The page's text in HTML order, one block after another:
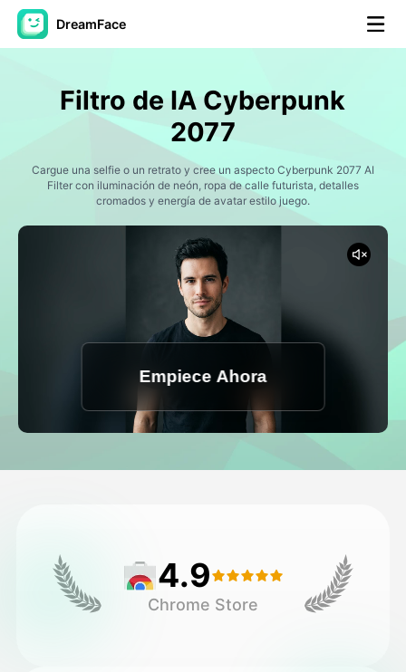
DreamFace
Avatar Video
Video de IA
Foto AI ▼
Ver todas las herramientas
Avatar Video
▼
Otras herramientas
Filtro de IA Cyberpunk
2077
Cargue una selfie o un retrato y cree un aspecto Cyberpunk 2077 AI
Filter con iluminación de neón, ropa de calle futurista, detalles
cromados y energía de avatar estilo juego.
Empiece Ahora
4.9
Chrome Store